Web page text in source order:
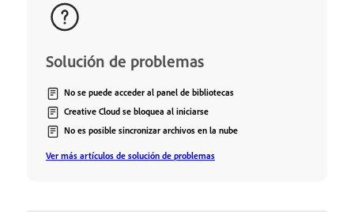
Solución de problemas
No se puede acceder al panel de bibliotecas
Creative Cloud se bloquea al iniciarse
No es posible sincronizar archivos en la nube
Ver más artículos de solución de problemas